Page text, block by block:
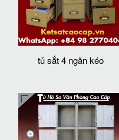
tủ sắt 4 ngăn kéo